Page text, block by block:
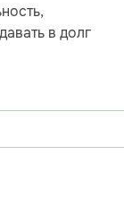
в долг